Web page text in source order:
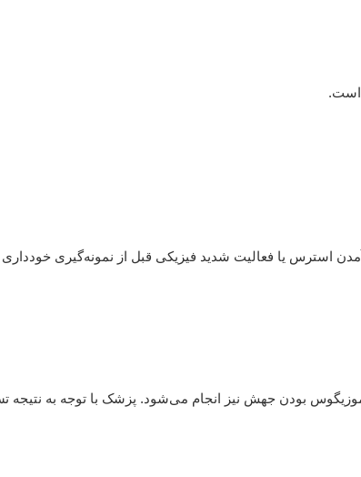
است.
آمدن استرس یا فعالیت شدید فیزیکی قبل از نمونه‌گیری خودداری
بودن جهش نیز انجام می‌شود. پزشک با توجه به نتیجه